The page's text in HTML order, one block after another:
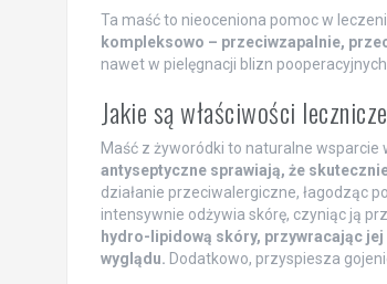
Ta maść to nieoceniona pomoc w
kompleksowo – przeciwzapalnie,
nawet w pielęgnacji blizn pooperacyjnych.
Jakie są właściwości lecznicze
Maść z żyworódki to naturalne wsparcie
antyseptyczne sprawiają, że
działanie przeciwalergiczne, łagodząc
intensywnie odżywia skórę, czyniąc ją
hydro-lipidową skóry, przywracając
wyglądu. Dodatkowo, przyspiesza